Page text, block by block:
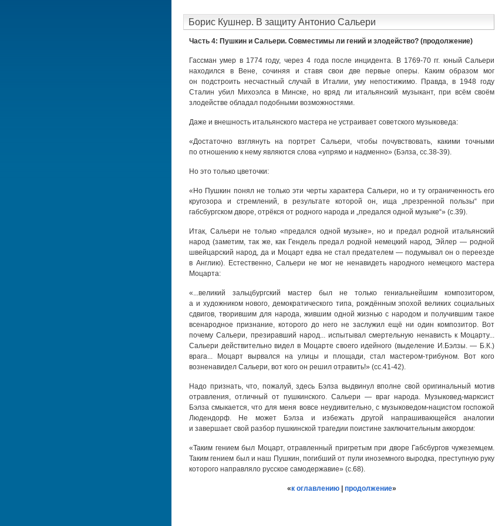
Борис Кушнер. В защиту Антонио Сальери
Часть 4: Пушкин и Сальери. Совместимы ли гений и злодейство? (продолжение)
Гассман умер в 1774 году, через 4 года после инцидента. В 1769-70 гг. юный Сальери
находился в Вене, сочиняя и ставя свои две первые оперы. Каким образом мог
он подстроить несчастный случай в Италии, уму непостижимо. Правда, в 1948 году
Сталин убил Михоэлса в Минске, но вряд ли итальянский музыкант, при всём своём
злодействе обладал подобными возможностями.
Даже и внешность итальянского мастера не устраивает советского музыковеда:
«Достаточно взглянуть на портрет Сальери, чтобы почувствовать, какими точными
по отношению к нему являются слова «упрямо и надменно» (Бэлза, сс.38-39).
Но это только цветочки:
«Но Пушкин понял не только эти черты характера Сальери, но и ту ограниченность его
кругозора и стремлений, в результате которой он, ища „презренной пользы“ при
габсбургском дворе, отрёкся от родного народа и „предался одной музыке“» (с.39).
Итак, Сальери не только «предался одной музыке», но и предал родной итальянский
народ (заметим, так же, как Гендель предал родной немецкий народ, Эйлер — родной
швейцарский народ, да и Моцарт едва не стал предателем — подумывал он о переезде
в Англию). Естественно, Сальери не мог не ненавидеть народного немецкого мастера
Моцарта:
«...великий зальцбургский мастер был не только гениальнейшим композитором,
а и художником нового, демократического типа, рождённым эпохой великих социальных
сдвигов, творившим для народа, жившим одной жизнью с народом и получившим такое
всенародное признание, которого до него не заслужил ещё ни один композитор. Вот
почему Сальери, презиравший народ... испытывал смертельную ненависть к Моцарту...
Сальери действительно видел в Моцарте своего идейного (выделение И.Бэлзы. — Б.К.)
врага... Моцарт вырвался на улицы и площади, стал мастером-трибуном. Вот кого
возненавидел Сальери, вот кого он решил отравить!» (сс.41-42).
Надо признать, что, пожалуй, здесь Бэлза выдвинул вполне свой оригинальный мотив
отравления, отличный от пушкинского. Сальери — враг народа. Музыковед-марксист
Бэлза смыкается, что для меня вовсе неудивительно, с музыковедом-нацистом госпожой
Людендорф. Не может Бэлза и избежать другой напрашивающейся аналогии
и завершает свой разбор пушкинской трагедии поистине заключительным аккордом:
«Таким гением был Моцарт, отравленный пригретым при дворе Габсбургов чужеземцем.
Таким гением был и наш Пушкин, погибший от пули иноземного выродка, преступную руку
которого направляло русское самодержавие» (с.68).
«к оглавлению продолжение»